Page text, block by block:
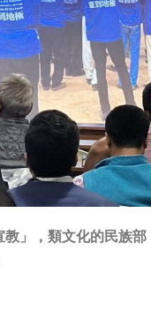
」，類文化的民族部